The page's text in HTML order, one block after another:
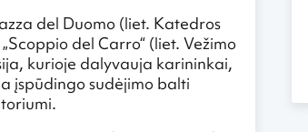
del Duomo (liet. Katedros
del Carro“ (liet. Vežimo
kurioje dalyvauja karininkai,
įspūdingo sudėjimo balti